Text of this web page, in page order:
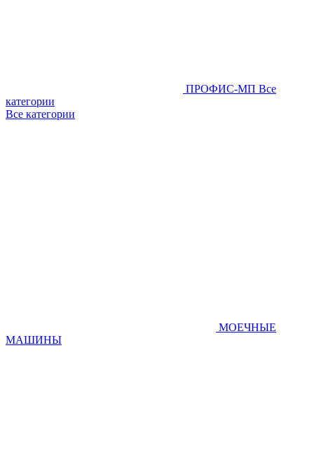
ПРОФИС-МП Все
категории
Все категории
МОЕЧНЫЕ
МАШИНЫ